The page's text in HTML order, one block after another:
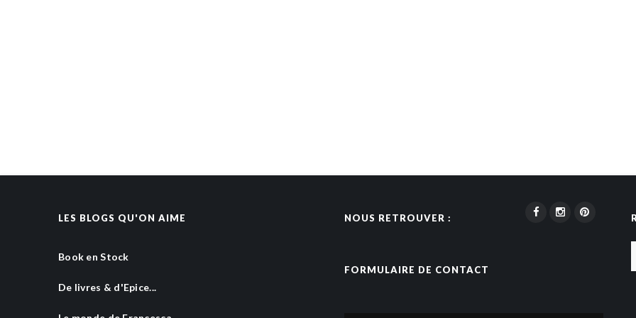
LES BLOGS QU'ON AIME
Book en Stock
De livres & d'Epice...
NOUS RETROUVER :
FORMULAIRE DE CONTACT